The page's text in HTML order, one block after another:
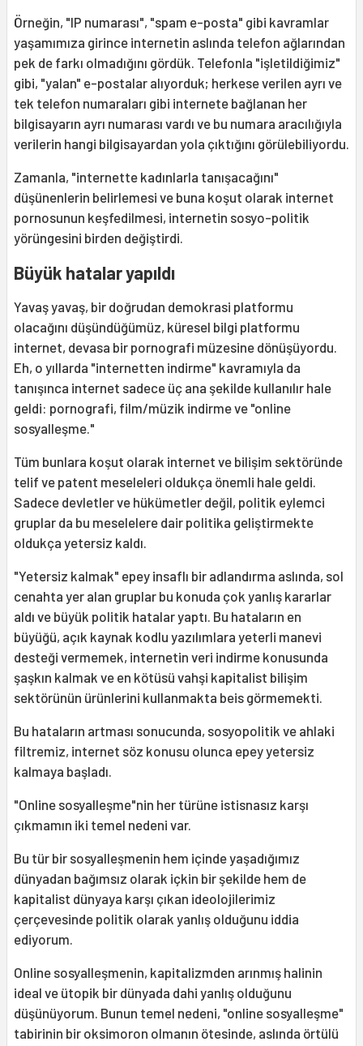
Örneğin, "IP numarası", "spam e-posta" gibi kavramlar
yaşamımıza girince internetin aslında telefon ağlarından
pek de farkı olmadığını gördük. Telefonla "işletildiğimiz"
gibi, "yalan" e-postalar alıyorduk; herkese verilen ayrı ve
tek telefon numaraları gibi internete bağlanan her
bilgisayarın ayrı numarası vardı ve bu numara aracılığıyla
verilerin hangi bilgisayardan yola çıktığını görülebiliyordu.
Zamanla, "internette kadınlarla tanışacağını"
düşünenlerin belirlemesi ve buna koşut olarak internet
pornosunun keşfedilmesi, internetin sosyo-politik
yörüngesini birden değiştirdi.
Büyük hatalar yapıldı
Yavaş yavaş, bir doğrudan demokrasi platformu
olacağını düşündüğümüz, küresel bilgi platformu
internet, devasa bir pornografi müzesine dönüşüyordu.
Eh, o yıllarda "internetten indirme" kavramıyla da
tanışınca internet sadece üç ana şekilde kullanılır hale
geldi: pornografi, film/müzik indirme ve "online
sosyalleşme."
Tüm bunlara koşut olarak internet ve bilişim sektöründe
telif ve patent meseleleri oldukça önemli hale geldi.
Sadece devletler ve hükümetler değil, politik eylemci
gruplar da bu meselelere dair politika geliştirmekte
oldukça yetersiz kaldı.
"Yetersiz kalmak" epey insaflı bir adlandırma aslında, sol
cenahta yer alan gruplar bu konuda çok yanlış kararlar
aldı ve büyük politik hatalar yaptı. Bu hataların en
büyüğü, açık kaynak kodlu yazılımlara yeterli manevi
desteği vermemek, internetin veri indirme konusunda
şaşkın kalmak ve en kötüsü vahşi kapitalist bilişim
sektörünün ürünlerini kullanmakta beis görmemekti.
Bu hataların artması sonucunda, sosyopolitik ve ahlaki
filtremiz, internet söz konusu olunca epey yetersiz
kalmaya başladı.
"Online sosyalleşme"nin her türüne istisnasız karşı
çıkmamın iki temel nedeni var.
Bu tür bir sosyalleşmenin hem içinde yaşadığımız
dünyadan bağımsız olarak içkin bir şekilde hem de
kapitalist dünyaya karşı çıkan ideolojilerimiz
çerçevesinde politik olarak yanlış olduğunu iddia
ediyorum.
Online sosyalleşmenin, kapitalizmden arınmış halinin
ideal ve ütopik bir dünyada dahi yanlış olduğunu
düşünüyorum. Bunun temel nedeni, "online sosyalleşme"
tabirinin bir oksimoron olmanın ötesinde, aslında örtülü